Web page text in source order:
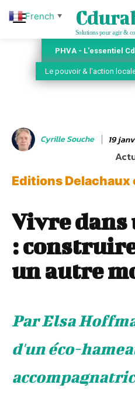
Solutions pour agir &
PHVA - L'essentiel
Le pouvoir & l'action
Cyrille Souche 19
Editions Delachaux
Vivre dans
:
un autre
Par Elsa
d'un éco-
French ▼